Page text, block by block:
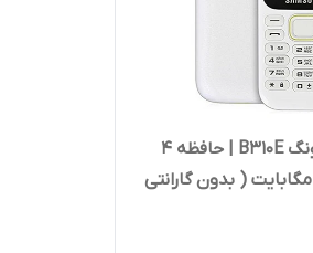
گوشی سامسونگ B310E | حافظه 4
مگابایت رم 4 مگابایت ( بدون گارانتی